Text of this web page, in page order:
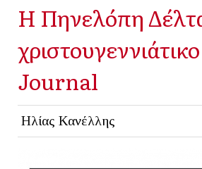
H Πηνελόπη
Journal
Ηλίας Κανέλλης